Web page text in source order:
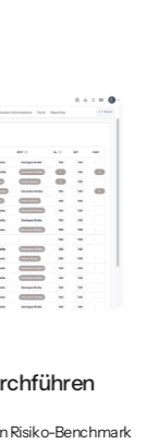
Benchmark